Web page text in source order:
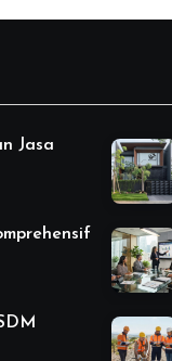
Jasa